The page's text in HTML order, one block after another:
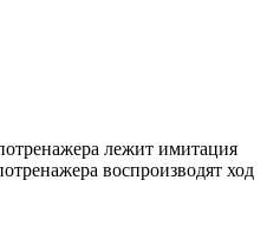
лежит имитация
воспроизводят ход